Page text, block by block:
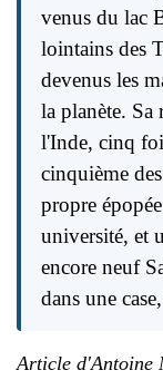
venus du lac
lointains des
devenus les
la planète.
l'Inde, cinq
cinquième
propre
université, et
encore neuf
dans une
Article d'Antoine